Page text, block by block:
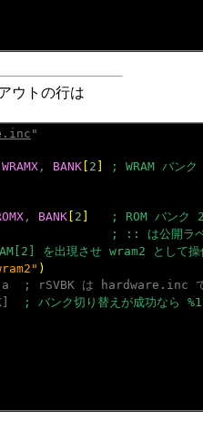
ウトの行は
"
WRAMX , BANK 2
; WRAM バン
, BANK 2
; ROM バンク
; :: は公開ラ
を出現させ wram2 として操
)
; rSVBK は hardware.inc で
; バンク切り替えが成功なら